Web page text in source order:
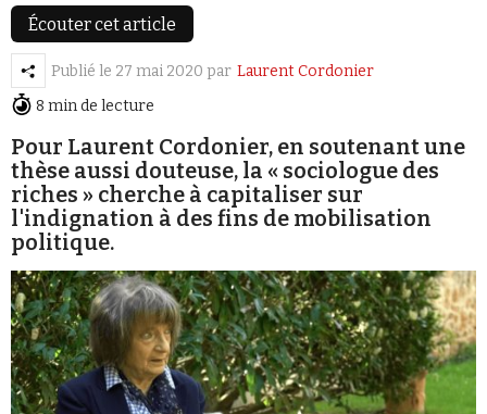
Écouter cet article
Publié le 27 mai 2020 par Laurent Cordonier
8 min de lecture
Pour Laurent Cordonier, en soutenant une
thèse aussi douteuse, la « sociologue des
riches » cherche à capitaliser sur
l'indignation à des fins de mobilisation
politique.